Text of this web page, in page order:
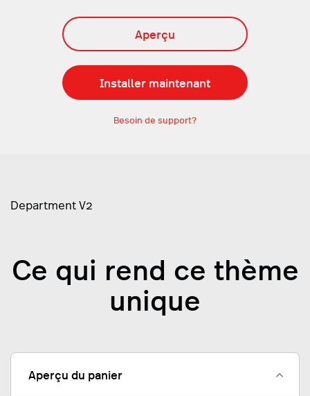
Aperçu
Installer maintenant
Besoin de support?
Department V2
Ce qui rend ce thème
unique
Aperçu du panier